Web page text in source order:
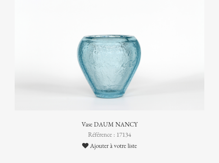
Vase DAUM NANCY
Référence : 17134
Ajouter à votre liste